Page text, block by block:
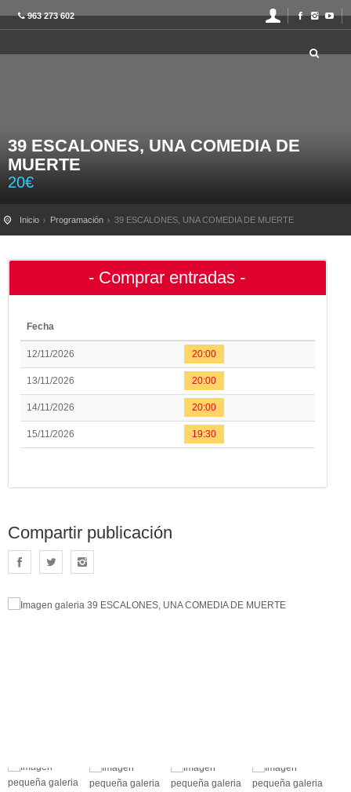
963 273 602
39 ESCALONES, UNA COMEDIA DE
MUERTE
20€
Inicio Programación 39 ESCALONES, UNA COMEDIA DE MUERTE
- Comprar entradas -
Fecha
12/11/2026 20:00
13/11/2026 20:00
14/11/2026 20:00
15/11/2026 19:30
Compartir publicación